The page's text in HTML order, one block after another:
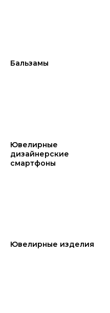
Бальзамы
Ювелирные
дизайнерские
смартфоны
Ювелирные изделия